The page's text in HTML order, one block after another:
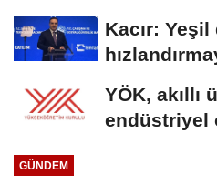
Kacır:
YÖK, akıllı
endüstriyel
GÜNDEM